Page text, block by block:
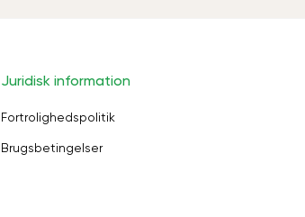
Juridisk information
Fortrolighedspolitik
Brugsbetingelser